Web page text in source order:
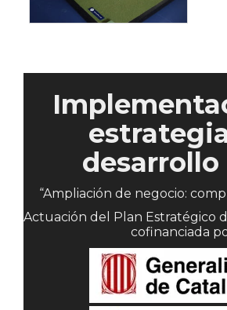
desarrollo
“Ampliación de negocio:
Actuación del Plan Estratégico
cofinanciada